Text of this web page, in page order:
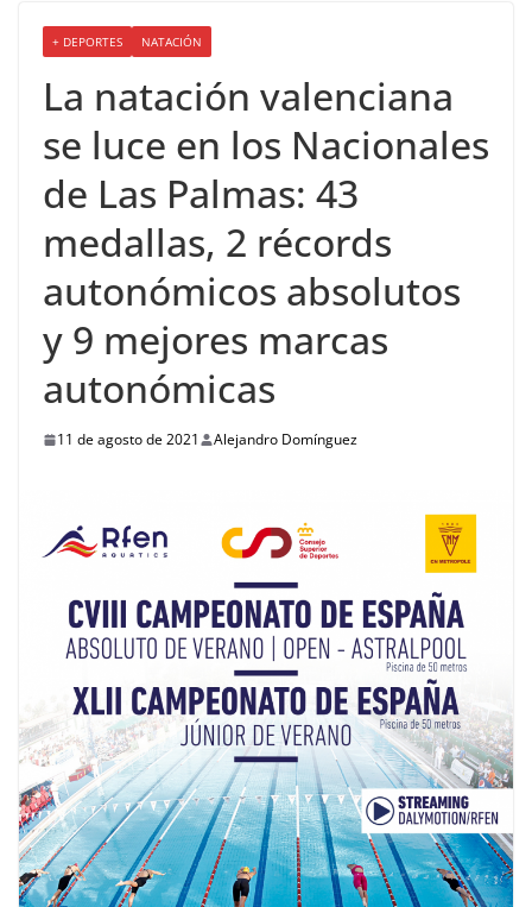
+ DEPORTES NATACIÓN
La natación valenciana
se luce en los Nacionales
de Las Palmas: 43
medallas, 2 récords
autonómicos absolutos
y 9 mejores marcas
autonómicas
11 de agosto de 2021 Alejandro Domínguez